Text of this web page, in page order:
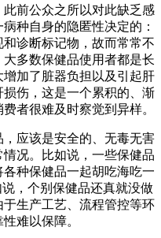
前公众之所以对此缺乏感
种自身的隐匿性决定的：
诊断标记物，故而常常不
多数保健品使用者都是长
加了脏器负担以及引起肝
伤，这是一个累积的、渐
者很难及时察觉到异样。
应该是安全的、无毒无害
况。比如说，一些保健品
种保健品一起胡吃海吃一
，个别保健品还真就没做
生产工艺、流程管控等环
难以保障。